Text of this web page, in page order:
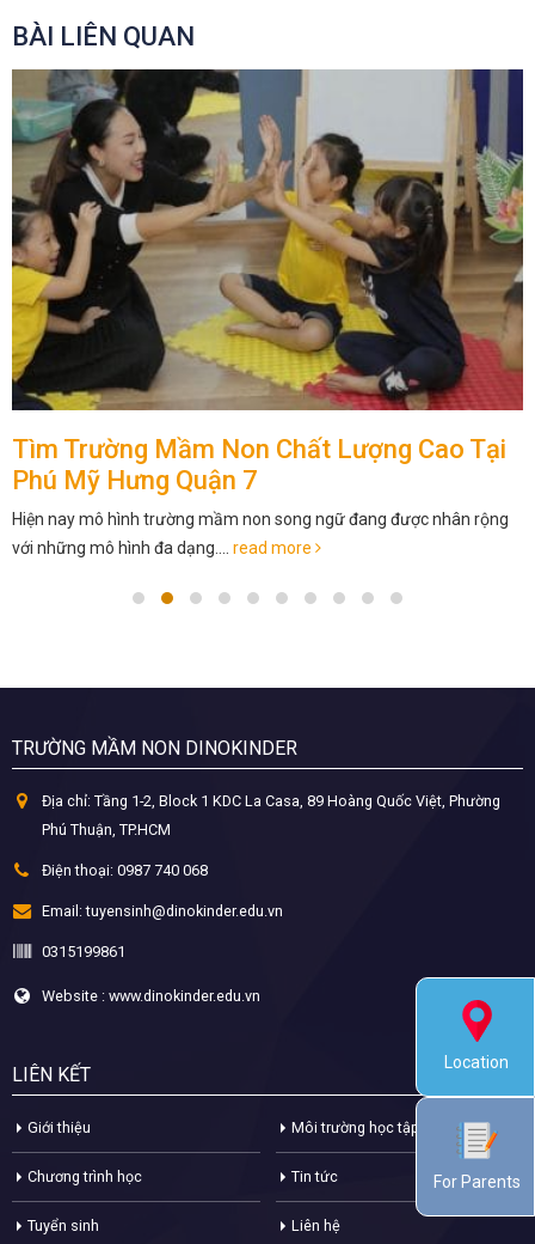
BÀI LIÊN QUAN
Tìm Trường Mầm Non Chất Lượng Cao Tại
Phú Mỹ Hưng Quận 7
Hiện nay mô hình trường mầm non song ngữ đang được nhân rộng
với những mô hình đa dạng.... read more
TRƯỜNG MẦM NON DINOKINDER
Địa chỉ: Tầng 1-2, Block 1 KDC La Casa, 89 Hoàng Quốc Việt, Phường
Phú Thuận, TP.HCM
Điện thoại: 0987 740 068
Email: tuyensinh@dinokinder.edu.vn
0315199861
Website : www.dinokinder.edu.vn
LIÊN KẾT
Giới thiệu
Chương trình học
Tuyển sinh
Môi trường học tập
Tin tức
Liên hệ
Location
For Parents